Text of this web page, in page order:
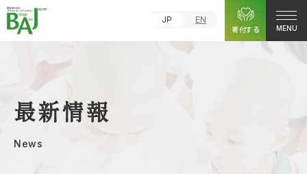
JP
EN
寄付する
MENU
最新情報
News